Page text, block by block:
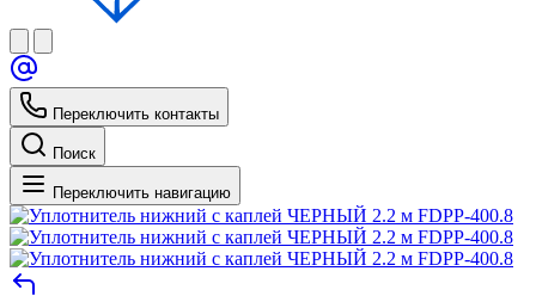
Переключить контакты
Поиск
Переключить навигацию